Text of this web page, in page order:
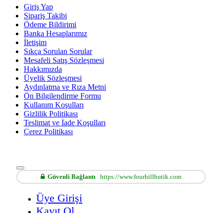
Giriş Yap
Sipariş Takibi
Ödeme Bildirimi
Banka Hesaplarımız
İletişim
Sıkça Sorulan Sorular
Mesafeli Satış Sözleşmesi
Hakkımızda
Üyelik Sözleşmesi
Aydınlatma ve Rıza Metni
Ön Bilgilendirme Formu
Kullanım Koşulları
Gizlilik Politikası
Teslimat ve İade Koşulları
Çerez Politikası
Güvenli Bağlantı https://www.fourhillbutik.com
Üye Girişi